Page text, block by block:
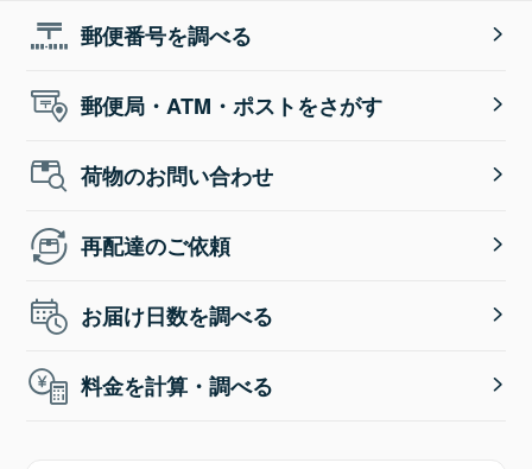
郵便番号を調べる
郵便局・ATM・ポストをさがす
荷物のお問い合わせ
再配達のご依頼
お届け日数を調べる
料金を計算・調べる